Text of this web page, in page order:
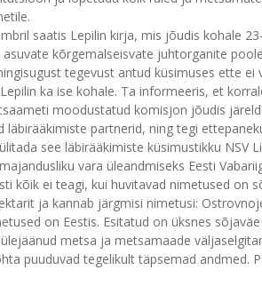
saatis Lepilin kirja, mis jõudis kohale
asuvate kõrgemalseisvate juhtorganite
tegevust antud küsimuses ette
ka ise kohale. Ta informeeris, et
moodustatud komisjon jõudis
läbirääkimiste partnerid, ning tegi
see läbirääkimiste küsimustikku NSV
vara üleandmiseks Eesti
kõik ei teagi, kui huvitavad nimetused on
ja kannab järgmisi nimetusi:
on Eestis. Esitatud on üksnes
metsa ja metsamaade
puuduvad tegelikult täpsemad andmed.